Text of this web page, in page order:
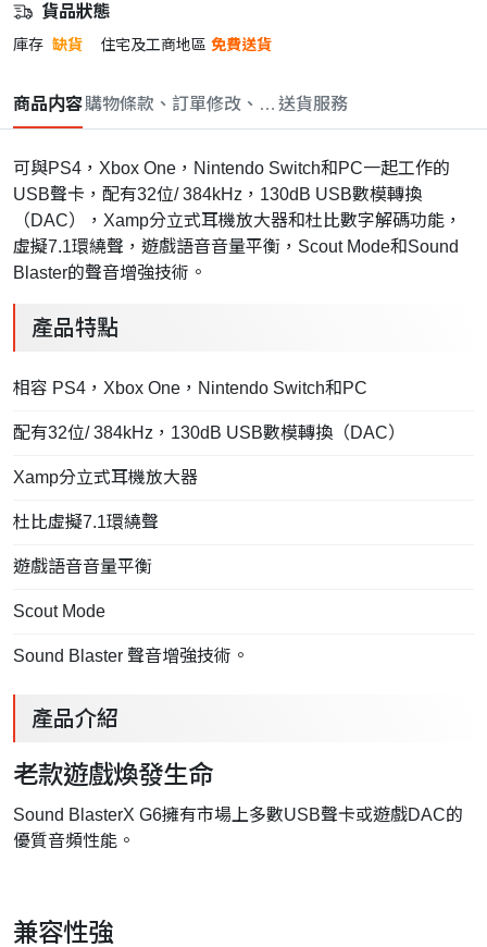
貨品狀態
庫存 缺貨 住宅及工商地區 免費送貨
商品内容購物條款、訂單修改、取消與退款政策
送貨服務
可與PS4，Xbox One，Nintendo Switch和PC一起工作的
USB聲卡，配有32位/ 384kHz，130dB USB數模轉換
（DAC），Xamp分立式耳機放大器和杜比數字解碼功能，
虛擬7.1環繞聲，遊戲語音音量平衡，Scout Mode和Sound
Blaster的聲音增強技術。
產品特點
相容 PS4，Xbox One，Nintendo Switch和PC
配有32位/ 384kHz，130dB USB數模轉換（DAC）
Xamp分立式耳機放大器
杜比虛擬7.1環繞聲
遊戲語音音量平衡
Scout Mode
Sound Blaster 聲音增強技術。
產品介紹
老款遊戲煥發生命
Sound BlasterX G6擁有市場上多數USB聲卡或遊戲DAC的
優質音頻性能。
兼容性強